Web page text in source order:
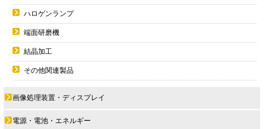
ハロゲンランプ
端面研磨機
結晶加工
その他関連製品
画像処理装置・ディスプレイ
電源・電池・エネルギー